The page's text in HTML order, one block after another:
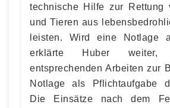
technische Hilfe zur Rettung
und Tieren aus
leisten. Wird eine Notlage
erklärte Huber
entsprechenden Arbeiten zur
Notlage als Pflichtaufgabe
Die Einsätze nach dem